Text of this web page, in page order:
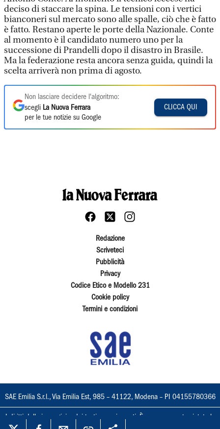
deciso di staccare la spina. Le tensioni con i vertici
bianconeri sul mercato sono alle spalle, ciò che è fatto
è fatto. Restano aperte le porte della Nazionale. Conte
al momento è il candidato numero uno per la
successione di Prandelli dopo il disastro in Brasile.
Ma la federazione resta ancora senza guida, quindi la
scelta arriverà non prima di agosto.
Non lasciare decidere l'algoritmo:
scegli La Nuova Ferrara
per le tue notizie su Google
CLICCA QUI
Redazione
Scriveteci
Pubblicità
Privacy
Codice Etico e Modello 231
Cookie policy
Termini e condizioni
SAE Emilia S.r.l., Via Emilia Est, 985 – 41122, Modena – PI 04155780366
I diritti delle immagini e dei testi sono riservati. È espressamente vietata la